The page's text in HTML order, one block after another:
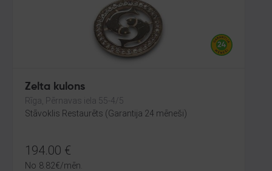
Zelta kulons
Rīga, Pērnavas iela 55-4/5
Stāvoklis Restaurēts (Garantija 24 mēneši)
194.00 €
No 8.82€/mēn.